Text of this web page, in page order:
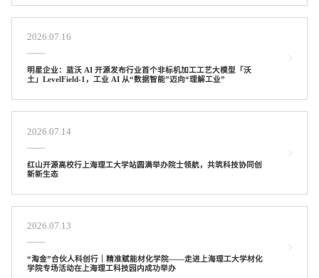
2026.07.16
明星企业：蓝沃 AI 开源发布行业首个非标机加工工艺大模型「沃
土」LevelField-1，工业 AI 从“数据智能”迈向“理解工业”
2026.07.14
红山开源高校行上海理工大学站圆满举办院士领航，共筑科技协同创
新新生态
2026.07.13
“淘金”合伙人科创行｜精准赋能材化学院——走进上海理工大学材化
学院专场活动在上海理工科技园内成功举办